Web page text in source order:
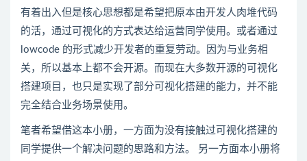
有着出入但是核心思想都是希望把原本由开发人肉堆代码
的活，通过可视化的方式表达给运营同学使用。或者通过
lowcode 的形式减少开发者的重复劳动。因为与业务相
关，所以基本上都不会开源。而现在大多数开源的可视化
搭建项目，也只是实现了部分可视化搭建的能力，并不能
完全结合业务场景使用。
笔者希望借这本小册，一方面为没有接触过可视化搭建的
同学提供一个解决问题的思路和方法。 另一方面本小册将